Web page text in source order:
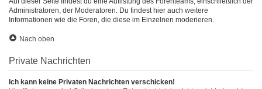
Administratoren, der Moderatoren. Du findest hier auch weitere
Informationen wie die Foren, die diese im Einzelnen moderieren.
Nach oben
Private Nachrichten
Ich kann keine Privaten Nachrichten verschicken!